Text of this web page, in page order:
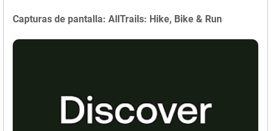
Capturas de pantalla: AllTrails: Hike, Bike & Run